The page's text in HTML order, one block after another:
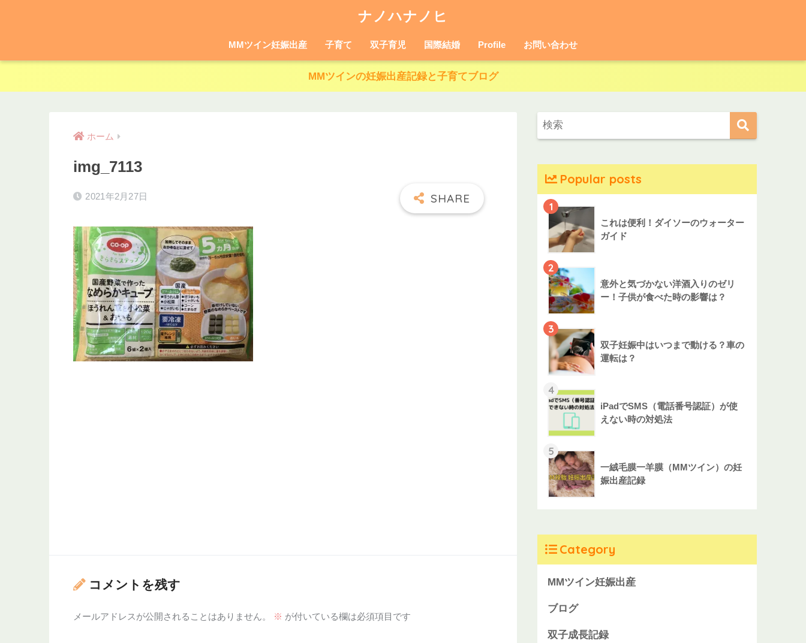
ナノハナノヒ
MMツイン妊娠出産 子育て 双子育児 国際結婚 Profile お問い合わせ
MMツインの妊娠出産記録と子育てブログ
ホーム
img_7113
2021年2月27日
コメントを残す
メールアドレスが公開されることはありません。 ※ が付いている欄は必須項目です
Popular posts
1
これは便利！ダイソーのウォーター
ガイド
2
意外と気づかない洋酒入りのゼリ
ー！子供が食べた時の影響は？
3
双子妊娠中はいつまで動ける？車の
運転は？
4
iPadでSMS（電話番号認証）が使
えない時の対処法
5
一絨毛膜一羊膜（MMツイン）の妊
娠出産記録
Category
MMツイン妊娠出産
ブログ
双子成長記録